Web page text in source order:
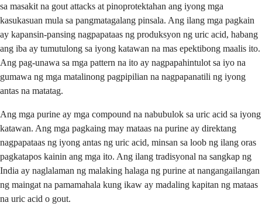
sa masakit na gout attacks at pinoprotektahan ang iyong mga
kasukasuan mula sa pangmatagalang pinsala. Ang ilang mga pagkain
ay kapansin-pansing nagpapataas ng produksyon ng uric acid, habang
ang iba ay tumutulong sa iyong katawan na mas epektibong maalis ito.
Ang pag-unawa sa mga pattern na ito ay nagpapahintulot sa iyo na
gumawa ng mga matalinong pagpipilian na nagpapanatili ng iyong
antas na matatag.
Ang mga purine ay mga compound na nabubulok sa uric acid sa iyong
katawan. Ang mga pagkaing may mataas na purine ay direktang
nagpapataas ng iyong antas ng uric acid, minsan sa loob ng ilang oras
pagkatapos kainin ang mga ito. Ang ilang tradisyonal na sangkap ng
India ay naglalaman ng malaking halaga ng purine at nangangailangan
ng maingat na pamamahala kung ikaw ay madaling kapitan ng mataas
na uric acid o gout.